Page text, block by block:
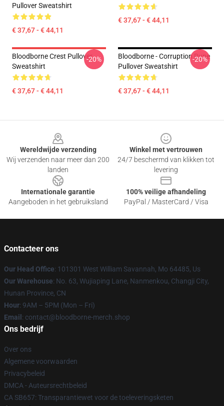
Pullover Sweatshirt
€ 37,67 - € 44,11
€ 37,67 - € 44,11
Bloodborne Crest Pullover
Sweatshirt
€ 37,67 - € 44,11
-20%
Bloodborne - Corruption Rune
Pullover Sweatshirt
€ 37,67 - € 44,11
-20%
Wereldwijde verzending
Wij verzenden naar meer dan 200
landen
Winkel met vertrouwen
24/7 beschermd van klikken tot
levering
Internationale garantie
Aangeboden in het gebruiksland
100% veilige afhandeling
PayPal / MasterCard / Visa
Contacteer ons
Our Head Office: 101301 West William Savannah, Mo 64485, Us
Our Warehouse: No. 63, Wujiaping Lane, Nanmenkou, Changji City,
Hunan Province, CN
Hour: 9AM – 5PM (Mon – Fri)
Email : contact@bloodborne-merch.shop
Ons bedrijf
Over ons
Algemene voorwaarden
Privacybeleid
DMCA - Auteursrechtbeleid
CA SB657: Transparantiewet voor de toeleveringsketen